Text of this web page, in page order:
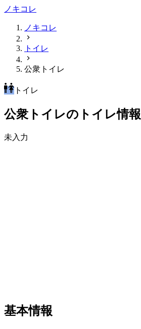
ノキコレ
ノキコレ
トイレ
公衆トイレ
トイレ
公衆トイレのトイレ情報
未入力
基本情報